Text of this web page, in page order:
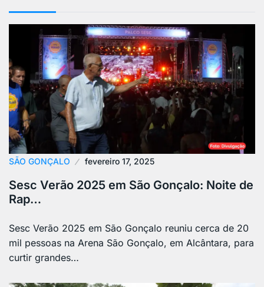
SÃO GONÇALO fevereiro 17, 2025
Sesc Verão 2025 em São Gonçalo: Noite de
Rap…
Sesc Verão 2025 em São Gonçalo reuniu cerca de 20
mil pessoas na Arena São Gonçalo, em Alcântara, para
curtir grandes…